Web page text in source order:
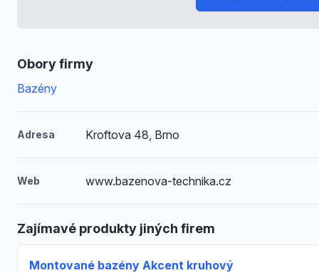
Obory firmy
Bazény
Adresa Kroftova 48, Brno
Web www.bazenova-technika.cz
Zajímavé produkty jiných firem
Montované bazény Akcent kruhový